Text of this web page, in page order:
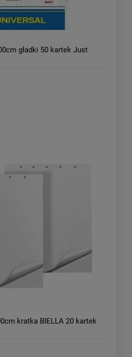
gładki 50 kartek Just
kratka BIELLA 20 kartek